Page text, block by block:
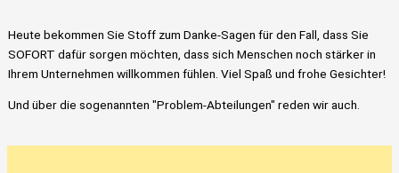
Heute bekommen Sie Stoff zum Danke-Sagen für den Fall, dass Sie
SOFORT dafür sorgen möchten, dass sich Menschen noch stärker in
Ihrem Unternehmen willkommen fühlen. Viel Spaß und frohe Gesichter!
Und über die sogenannten "Problem-Abteilungen" reden wir auch.